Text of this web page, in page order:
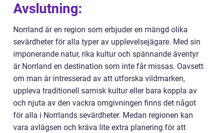
Avslutning:
Norrland är en region som erbjuder en mängd olika
sevärdheter för alla typer av upplevelsejägare. Med sin
imponerande natur, rika kultur och spännande äventyr
är Norrland en destination som inte får missas. Oavsett
om man är intresserad av att utforska vildmarken,
uppleva traditionell samisk kultur eller bara koppla av
och njuta av den vackra omgivningen finns det något
för alla i Norrlands sevärdheter. Medan regionen kan
vara avlägsen och kräva lite extra planering för att